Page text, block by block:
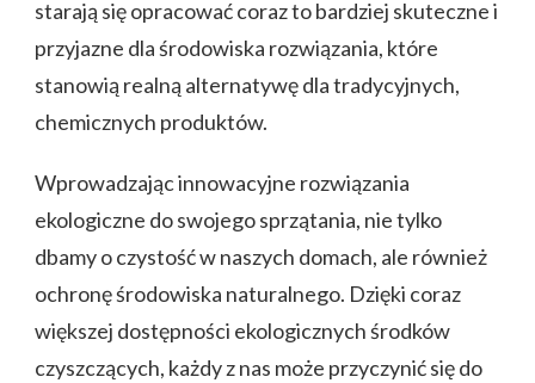
starają się opracować coraz to bardziej skuteczne i
przyjazne dla środowiska rozwiązania, które
stanowią realną alternatywę dla tradycyjnych,
chemicznych produktów.
Wprowadzając innowacyjne rozwiązania
ekologiczne do swojego sprzątania, nie tylko
dbamy o czystość w naszych domach, ale również
ochronę środowiska naturalnego. Dzięki coraz
większej dostępności ekologicznych środków
czyszczących, każdy z nas może przyczynić się do